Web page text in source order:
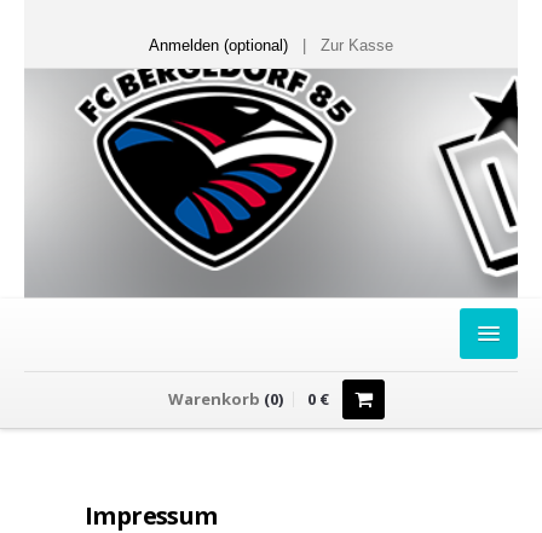
Anmelden (optional) Zur Kasse
FANSHOP
Warenkorb (0) 0€
Impressum